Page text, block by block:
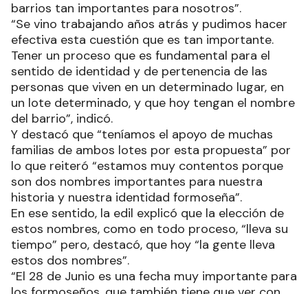
barrios tan importantes para nosotros”.
“Se vino trabajando años atrás y pudimos hacer
efectiva esta cuestión que es tan importante.
Tener un proceso que es fundamental para el
sentido de identidad y de pertenencia de las
personas que viven en un determinado lugar, en
un lote determinado, y que hoy tengan el nombre
del barrio”, indicó.
Y destacó que “teníamos el apoyo de muchas
familias de ambos lotes por esta propuesta” por
lo que reiteró “estamos muy contentos porque
son dos nombres importantes para nuestra
historia y nuestra identidad formoseña”.
En ese sentido, la edil explicó que la elección de
estos nombres, como en todo proceso, “lleva su
tiempo” pero, destacó, que hoy “la gente lleva
estos dos nombres”.
“El 28 de Junio es una fecha muy importante para